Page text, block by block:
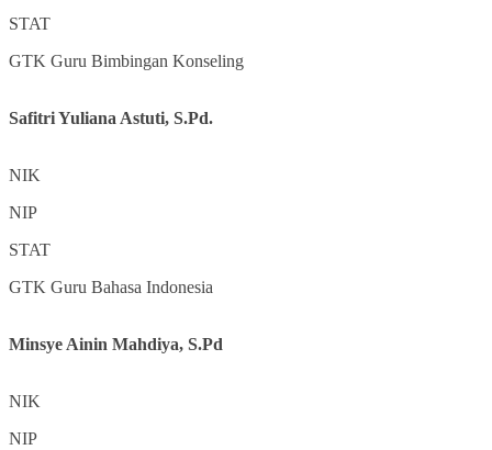
STAT
GTK Guru Bimbingan Konseling
Safitri Yuliana Astuti, S.Pd.
NIK
NIP
STAT
GTK Guru Bahasa Indonesia
Minsye Ainin Mahdiya, S.Pd
NIK
NIP